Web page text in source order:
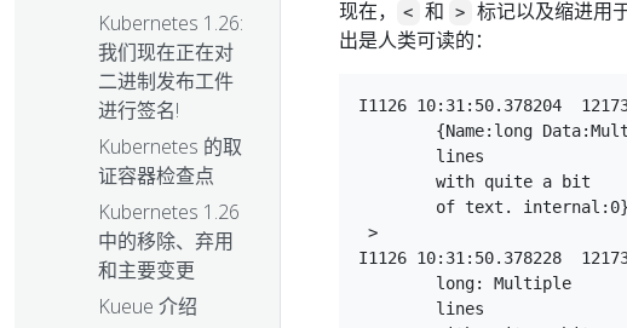
Kubernetes 1.26:
我们现在正在对
二进制发布工件
进行签名!
Kubernetes 的取
证容器检查点
Kubernetes 1.26
中的移除、弃用
和主要变更
Kueue 介绍
现在， < 和 >
标记以及缩进用
出是人类可读的：
I1126 10:31:50.378204
>
I1126 10:31:50.378228